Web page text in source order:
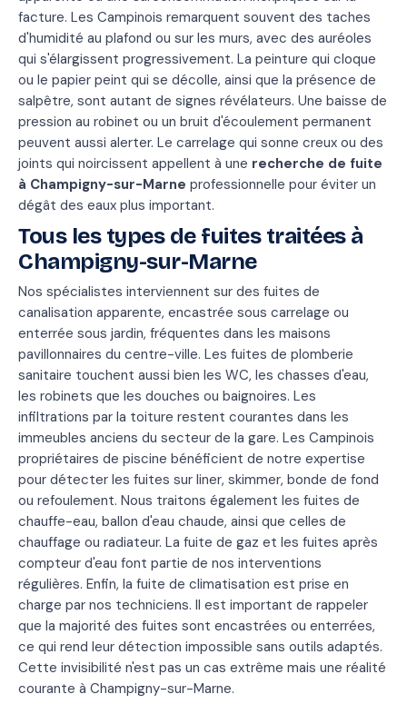
facture. Les Campinois remarquent souvent des taches
d'humidité au plafond ou sur les murs, avec des auréoles
qui s'élargissent progressivement. La peinture qui cloque
ou le papier peint qui se décolle, ainsi que la présence de
salpêtre, sont autant de signes révélateurs. Une baisse de
pression au robinet ou un bruit d'écoulement permanent
peuvent aussi alerter. Le carrelage qui sonne creux ou des
joints qui noircissent appellent à une recherche de fuite
à Champigny-sur-Marne professionnelle pour éviter un
dégât des eaux plus important.
Tous les types de fuites traitées à
Champigny-sur-Marne
Nos spécialistes interviennent sur des fuites de
canalisation apparente, encastrée sous carrelage ou
enterrée sous jardin, fréquentes dans les maisons
pavillonnaires du centre-ville. Les fuites de plomberie
sanitaire touchent aussi bien les WC, les chasses d'eau,
les robinets que les douches ou baignoires. Les
infiltrations par la toiture restent courantes dans les
immeubles anciens du secteur de la gare. Les Campinois
propriétaires de piscine bénéficient de notre expertise
pour détecter les fuites sur liner, skimmer, bonde de fond
ou refoulement. Nous traitons également les fuites de
chauffe-eau, ballon d'eau chaude, ainsi que celles de
chauffage ou radiateur. La fuite de gaz et les fuites après
compteur d'eau font partie de nos interventions
régulières. Enfin, la fuite de climatisation est prise en
charge par nos techniciens. Il est important de rappeler
que la majorité des fuites sont encastrées ou enterrées,
ce qui rend leur détection impossible sans outils adaptés.
Cette invisibilité n'est pas un cas extrême mais une réalité
courante à Champigny-sur-Marne.